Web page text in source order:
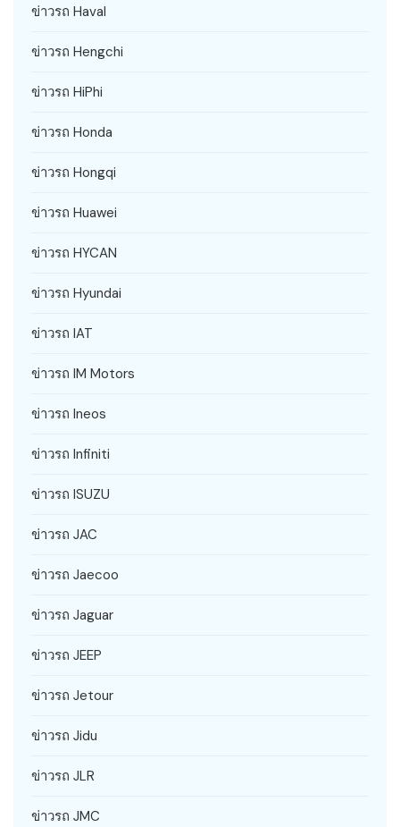
ข่าวรถ Haval
ข่าวรถ Hengchi
ข่าวรถ HiPhi
ข่าวรถ Honda
ข่าวรถ Hongqi
ข่าวรถ Huawei
ข่าวรถ HYCAN
ข่าวรถ Hyundai
ข่าวรถ IAT
ข่าวรถ IM Motors
ข่าวรถ Ineos
ข่าวรถ Infiniti
ข่าวรถ ISUZU
ข่าวรถ JAC
ข่าวรถ Jaecoo
ข่าวรถ Jaguar
ข่าวรถ JEEP
ข่าวรถ Jetour
ข่าวรถ Jidu
ข่าวรถ JLR
ข่าวรถ JMC